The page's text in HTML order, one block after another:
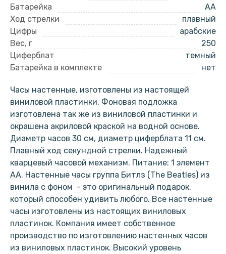
Батарейка
AA
Ход стрелки
плавный
Цифры
арабские
Вес, г
250
Циферблат
темный
Батарейка в комплекте
нет
Часы настенные, изготовлены из настоящей
виниловой пластинки. Фоновая подложка
изготовлена так же из виниловой пластинки и
окрашена акриловой краской на водной основе.
Диаметр часов 30 см, диаметр циферблата 11 см.
Плавный ход секундной стрелки. Надежный
кварцевый часовой механизм. Питание: 1 элемент
АА. Настенные часы группа Битлз (The Beatles) из
винила с фоном - это оригинальный подарок,
который способен удивить любого. Все настенные
часы изготовлены из настоящих виниловых
пластинок. Компания имеет собственное
производство по изготовлению настенных часов
из виниловых пластинок. Высокий уровень